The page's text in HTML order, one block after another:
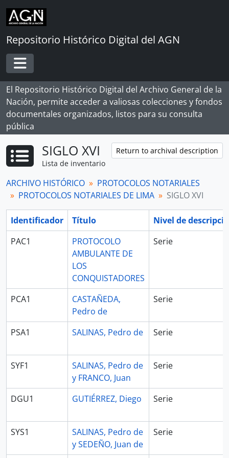
Skip to main content
Repositorio Histórico Digital del AGN
Toggle navigation
El Repositorio Histórico Digital del Archivo General de la
Nación, permite acceder a valiosas colecciones y fondos
documentales organizados, listos para su consulta
pública
SIGLO XVI
Lista de inventario
Return to archival description
ARCHIVO HISTÓRICO
PROTOCOLOS NOTARIALES
PROTOCOLOS NOTARIALES DE LIMA
SIGLO XVI
Identificador Título
Nivel de
PAC1
PROTOCOLO
AMBULANTE DE
LOS
CONQUISTADORES
Serie
PCA1
CASTAÑEDA,
Pedro de
Serie
PSA1 SALINAS, Pedro de Serie
SYF1
SALINAS, Pedro de
y FRANCO, Juan
Serie
DGU1 GUTIÉRREZ, Diego Serie
SYS1
SALINAS, Pedro de
y SEDEÑO, Juan de
Serie